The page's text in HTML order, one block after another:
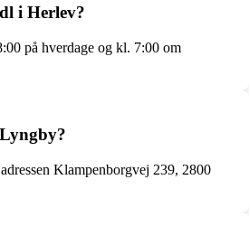
i Herlev?
på hverdage og kl. 7:00 om
Klampenborgvej 239, 2800